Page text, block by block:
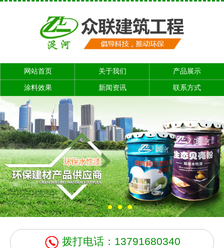
网站首页 关于我们 产品展示
涂料效果 新闻资讯 联系方式
拨打电话：13791680340